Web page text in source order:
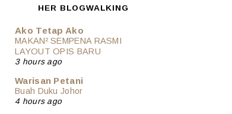
HER BLOGWALKING
Ako Tetap Ako
MAKAN² SEMPENA RASMI
LAYOUT OPIS BARU
3 hours ago
Warisan Petani
Buah Duku Johor
4 hours ago